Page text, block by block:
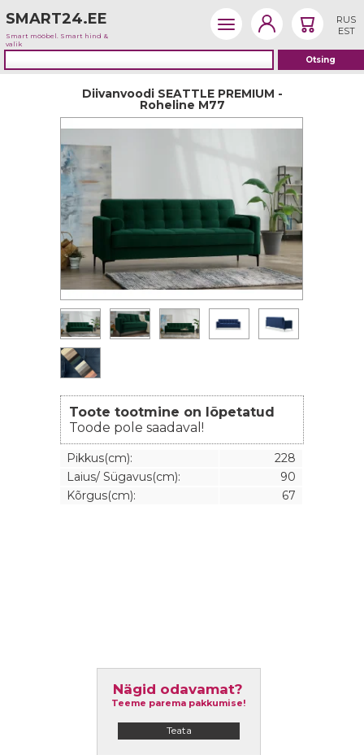
SMART24.EE
Smart mööbel. Smart hind &
valik
RUS
EST
Diivanvoodi SEATTLE PREMIUM -
Roheline M77
Toote tootmine on lõpetatud
Toode pole saadaval!
Pikkus(cm):
228
Laius/ Sügavus(cm):
90
Kõrgus(cm):
67
Nägid odavamat?
Teeme parema pakkumise!
Teata